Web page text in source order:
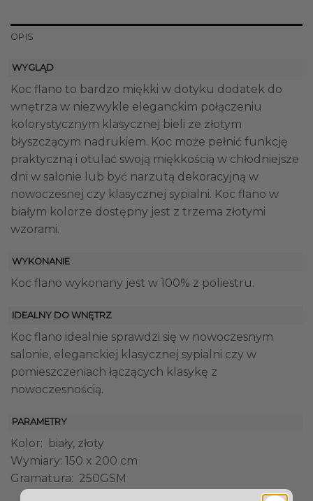
OPIS
WYGLĄD
Koc flano to bardzo miękki w dotyku dodatek do
wnętrza w niezwykle eleganckim połączeniu
kolorystycznym klasycznej bieli ze złotym
błyszczącym nadrukiem. Koc może pełnić funkcję
praktyczną i otulać swoją miękkością w chłodniejsze
dni w salonie lub być narzutą dekoracyjną w
nowoczesnej czy klasycznej sypialni. Koc flano w
białym kolorze dostępny jest z trzema złotymi
wzorami.
WYKONANIE
Koc flano wykonany jest w 100% z poliestru.
IDEALNY DO WNĘTRZ
Koc flano idealnie sprawdzi się w nowoczesnym
salonie, eleganckiej klasycznej sypialni czy w
pomieszczeniach łączących klasykę z
nowoczesnością.
PARAMETRY
Kolor: biały, złoty
Wymiary: 150 x 200 cm
Gramatura: 250GSM